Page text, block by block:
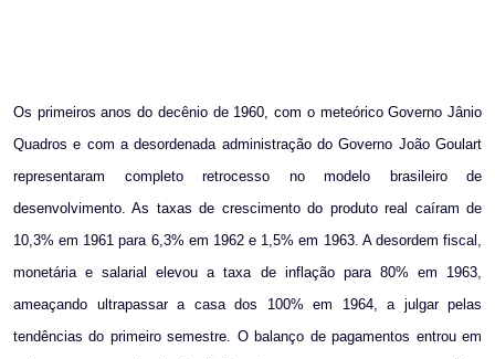
Os primeiros anos do decênio de 1960, com o meteórico Governo Jânio
Quadros e com a desordenada administração do Governo João Goulart
representaram completo retrocesso no modelo brasileiro de
desenvolvimento. As taxas de crescimento do produto real caíram de
10,3% em 1961 para 6,3% em 1962 e 1,5% em 1963. A desordem fiscal,
monetária e salarial elevou a taxa de inflação para 80% em 1963,
ameaçando ultrapassar a casa dos 100% em 1964, a julgar pelas
tendências do primeiro semestre. O balanço de pagamentos entrou em